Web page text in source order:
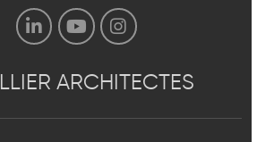
ARCHITECTES